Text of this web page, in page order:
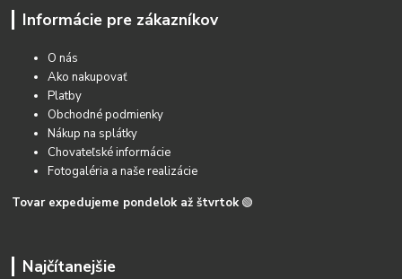
Informácie pre zákazníkov
O nás
Ako nakupovať
Platby
Obchodné podmienky
Nákup na splátky
Chovateľské informácie
Fotogaléria a naše realizácie
Tovar expedujeme pondelok až štvrtok 🟢
Najčítanejšie